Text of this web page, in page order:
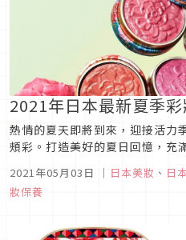
2021年日本最新夏季
熱情的夏天即將到來，迎接活力
頰彩。打造美好的夏日回憶，充
美腮紅新品，一起來看看有哪些
粉紅腮紅(Rose Hermès Silky
2021年05月03日 ｜ 日本美妝 、 日
妝保養